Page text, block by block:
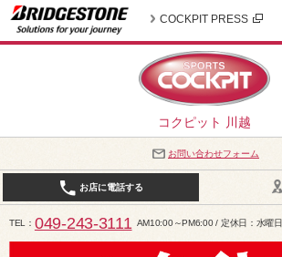
コクピット 川越
COCKPIT PRESS
お問い合わせフォーム
お店に電話する
TEL 049-243-3111 AM10:00～PM6:00 / 定休日：水曜日